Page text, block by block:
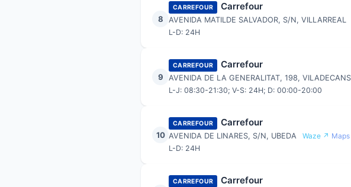
8
CARREFOUR Carrefour
AVENIDA MATILDE SALVADOR, S/N, VILLARREAL
L-D: 24H
9
CARREFOUR Carrefour
AVENIDA DE LA GENERALITAT, 198, VILADECANS
L-J: 08:30-21:30; V-S: 24H; D: 00:00-20:00
10
CARREFOUR Carrefour
AVENIDA DE LINARES, S/N, UBEDA Waze ↗
L-D: 24H
CARREFOUR Carrefour